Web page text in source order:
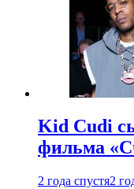
Kid Cudi
фильма
2 года спустя2